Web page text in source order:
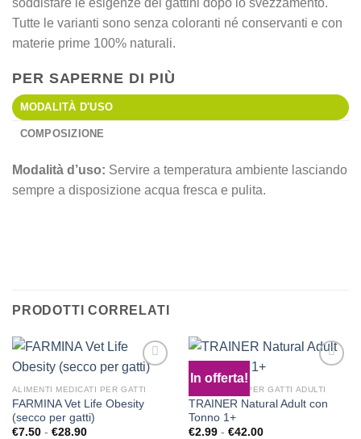
soddisfare le esigenze dei gattini dopo lo svezzamento.
Tutte le varianti sono senza coloranti né conservanti e con
materie prime 100% naturali.
PER SAPERNE DI PIÙ
MODALITÀ D'USO
COMPOSIZIONE
Modalità d’uso: Servire a temperatura ambiente lasciando
sempre a disposizione acqua fresca e pulita.
PRODOTTI CORRELATI
Aggiungi
ALIMENTI MEDICATI PER GATTI
FARMINA Vet Life Obesity
(secco per gatti)
€7.50 - €28.90Fascia
In offerta!
Aggiungi
CIBO SECCO PER GATTI ADULTI
TRAINER Natural Adult con
Tonno 1+
€2.99 - €42.00Fascia